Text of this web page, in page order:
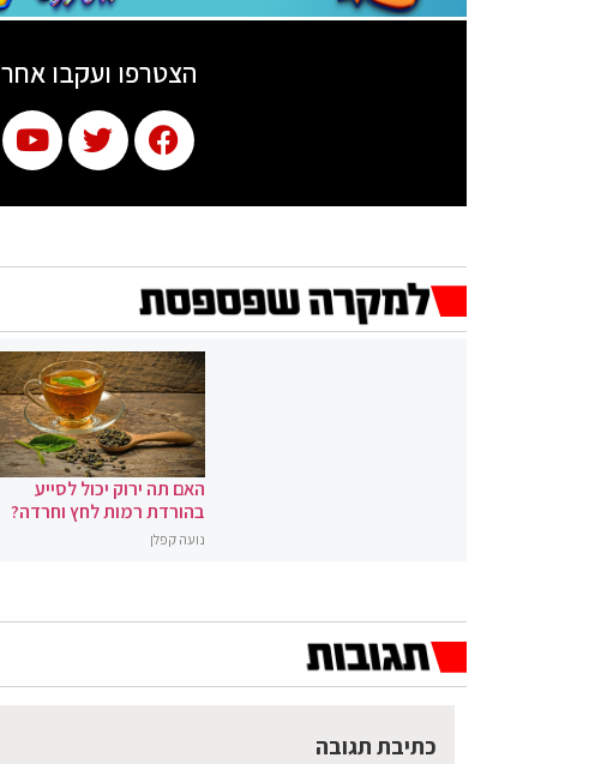
הצטרפו ועקבו אחר
האם תה ירוק יכול לסייע
בהורדת רמות לחץ וחרדה?
נועה קפלן
כתיבת תגובה